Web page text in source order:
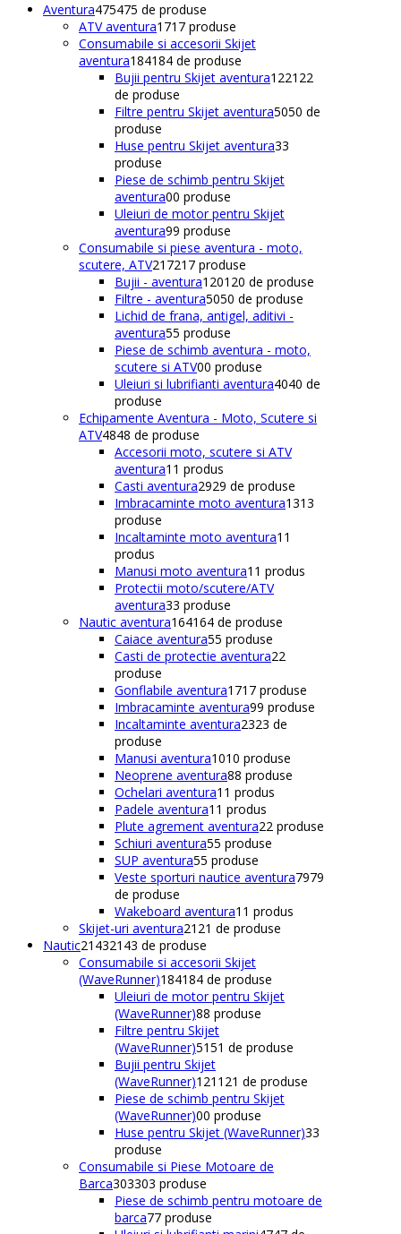
Aventura475475 de produse
ATV aventura1717 produse
Consumabile si accesorii Skijet
aventura184184 de produse
Bujii pentru Skijet aventura122122
de produse
Filtre pentru Skijet aventura5050 de
produse
Huse pentru Skijet aventura33
produse
Piese de schimb pentru Skijet
aventura00 produse
Uleiuri de motor pentru Skijet
aventura99 produse
Consumabile si piese aventura - moto,
scutere, ATV217217 produse
Bujii - aventura120120 de produse
Filtre - aventura5050 de produse
Lichid de frana, antigel, aditivi -
aventura55 produse
Piese de schimb aventura - moto,
scutere si ATV00 produse
Uleiuri si lubrifianti aventura4040 de
produse
Echipamente Aventura - Moto, Scutere si
ATV4848 de produse
Accesorii moto, scutere si ATV
aventura1 1 produs
Casti aventura2929 de produse
Imbracaminte moto aventura1313
produse
Incaltaminte moto aventura1 1
produs
Manusi moto aventura1 1 produs
Protectii moto/scutere/ATV
aventura33 produse
Nautic aventura164164 de produse
Caiace aventura55 produse
Casti de protectie aventura22
produse
Gonflabile aventura1717 produse
Imbracaminte aventura99 produse
Incaltaminte aventura2323 de
produse
Manusi aventura1010 produse
Neoprene aventura88 produse
Ochelari aventura1 1 produs
Padele aventura1 1 produs
Plute agrement aventura22 produse
Schiuri aventura55 produse
SUP aventura55 produse
Veste sporturi nautice aventura7979
de produse
Wakeboard aventura1 1 produs
Skijet-uri aventura21 21 de produse
Nautic21432143 de produse
Consumabile si accesorii Skijet
(WaveRunner)184184 de produse
Uleiuri de motor pentru Skijet
(WaveRunner)88 produse
Filtre pentru Skijet
(WaveRunner)5151 de produse
Bujii pentru Skijet
(WaveRunner)121 121 de produse
Piese de schimb pentru Skijet
(WaveRunner)00 produse
Huse pentru Skijet (WaveRunner)33
produse
Consumabile si Piese Motoare de
Barca303303 produse
Piese de schimb pentru motoare de
barca77 produse